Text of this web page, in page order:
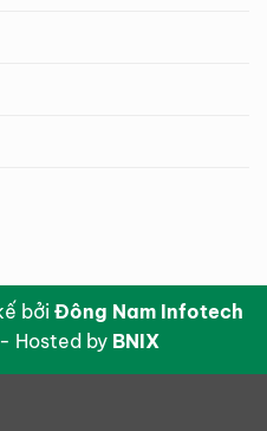
bởi Đông Nam Infotech
Hosted by BNIX